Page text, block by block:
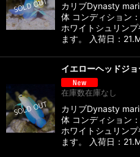
カリブDynasty
体 コンディション
ホワイトシュリン
ます。 入荷日：
イエローヘッドジ
在庫数在庫なし
カリブDynasty
体 コンディション
ホワイトシュリン
ます。 入荷日：